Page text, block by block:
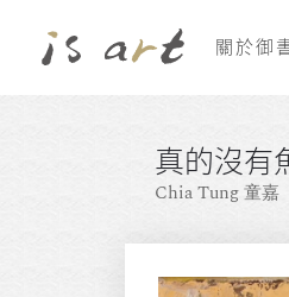
關於御
真的沒有
Chia Tung 童嘉